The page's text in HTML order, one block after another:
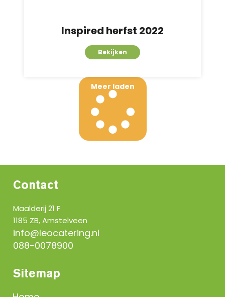
Inspired herfst 2022
Bekijken
Meer laden
Contact
Maalderij 21 F
1185 ZB, Amstelveen
info@leocatering.nl
088-0078900
Sitemap